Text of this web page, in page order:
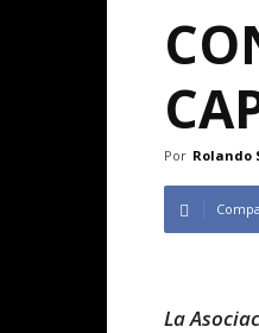
Por Rolando
La